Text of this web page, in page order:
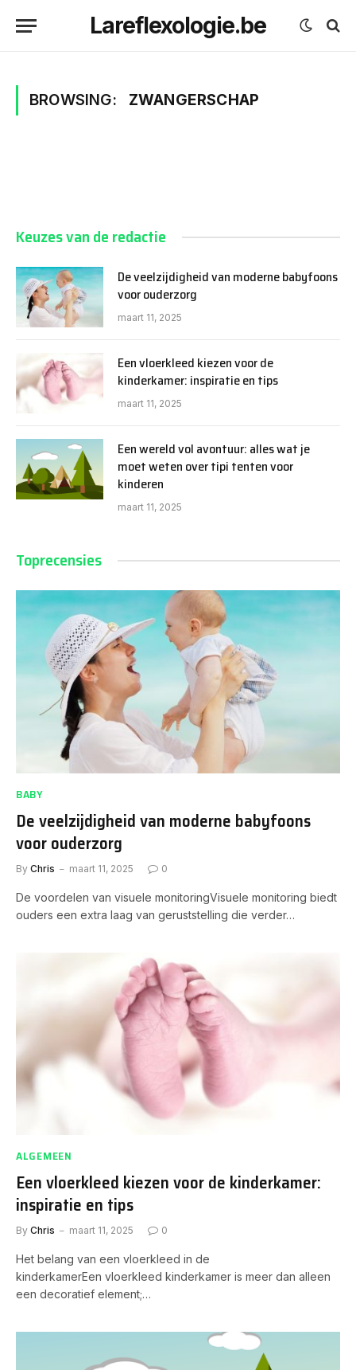
Lareflexologie.be
BROWSING: ZWANGERSCHAP
Keuzes van de redactie
De veelzijdigheid van moderne babyfoons
voor ouderzorg
maart 11, 2025
Een vloerkleed kiezen voor de
kinderkamer: inspiratie en tips
maart 11, 2025
Een wereld vol avontuur: alles wat je
moet weten over tipi tenten voor
kinderen
maart 11, 2025
Toprecensies
BABY
De veelzijdigheid van moderne babyfoons
voor ouderzorg
By Chris maart 11, 2025 0
De voordelen van visuele monitoringVisuele monitoring biedt
ouders een extra laag van geruststelling die verder…
ALGEMEEN
Een vloerkleed kiezen voor de kinderkamer:
inspiratie en tips
By Chris maart 11, 2025 0
Het belang van een vloerkleed in de
kinderkamerEen vloerkleed kinderkamer is meer dan alleen
een decoratief element;…